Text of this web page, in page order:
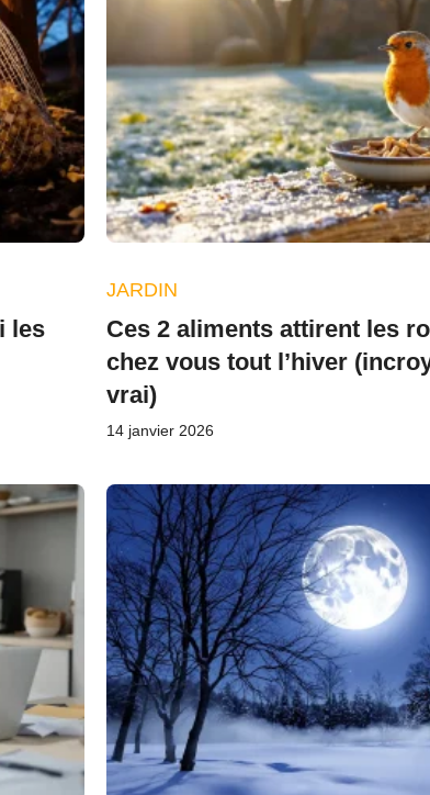
les
JARDIN
Ces 2 aliments attirent les
chez vous tout l’hiver
vrai)
14 janvier 2026